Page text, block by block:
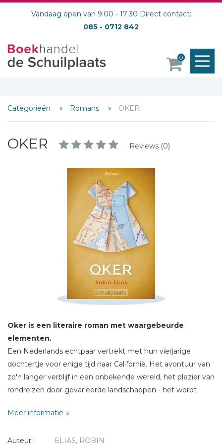
Vandaag open van 9:00 - 17:30 Direct contact:
085 - 0712 842
0
Categorieën Romans OKER
OKER Reviews (0)
Oker is een literaire roman met waargebeurde
elementen.
Een Nederlands echtpaar vertrekt met hun vierjarige
dochtertje voor enige tijd naar Californië. Het avontuur van
zo'n langer verblijf in een onbekende wereld, het plezier van
rondreizen door gevarieerde landschappen - het wordt
met zich meedragen.
Op ontroerende wijze beschrijft Oker hoe het gezin zijn
Meer informatie
Auteur:
ELIAS, ROBIN
Bericht *